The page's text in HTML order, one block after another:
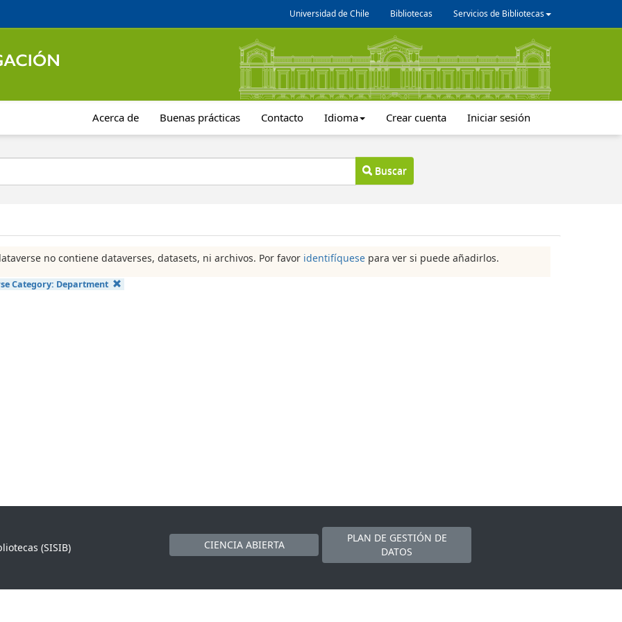
Universidad de Chile Bibliotecas Servicios de Bibliotecas
Acerca de Buenas prácticas Contacto Idioma Crear cuenta Iniciar sesión
Buscar
no contiene dataverses, datasets, ni archivos. Por favor identifíquese para ver si puede añadirlos.
Category: Department
(SISIB)
CIENCIA ABIERTA
PLAN DE GESTIÓN DE
DATOS